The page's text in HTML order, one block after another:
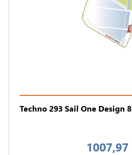
Techno 293 Sail One Design
1007,97